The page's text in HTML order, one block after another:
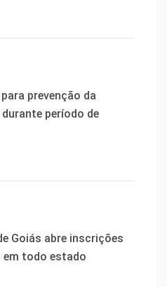
prevenção da
período de
Goiás abre inscrições
todo estado